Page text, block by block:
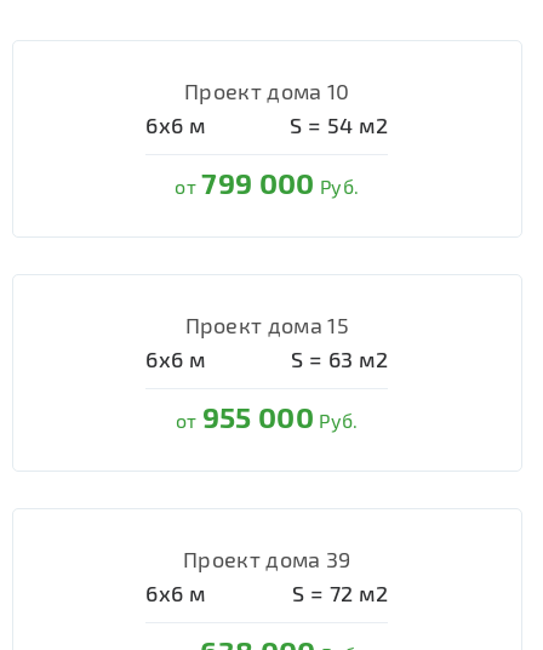
Проект дома 10
6х6 м S = 54 м2
от799 000 Руб.
Проект дома 15
6х6 м S = 63 м2
от 955 000 Руб.
Проект дома 39
6х6 м S = 72 м2